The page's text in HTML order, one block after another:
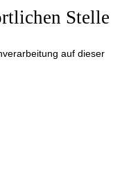
Stelle
auf dieser